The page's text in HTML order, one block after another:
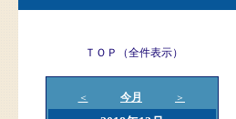
ＴＯＰ（全件表示）
＜ 今月 ＞